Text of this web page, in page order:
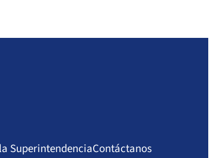
de Protección Financiera, a qué
garantizadas respecto del
Fondos, de la Superintendencia de
SuperintendenciaContáctanos